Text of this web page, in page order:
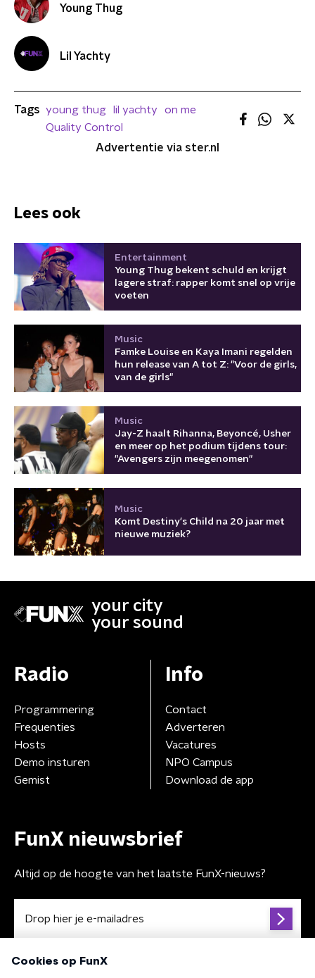
Young Thug
Lil Yachty
Tags young thug lil yachty
on me
Quality Control
Advertentie via ster.nl
Lees ook
Entertainment
Young Thug bekent schuld en krijgt
lagere straf: rapper komt snel op vrije
voeten
Music
Famke Louise en Kaya Imani regelden
hun release van A tot Z: "Voor de girls,
van de girls"
Music
Jay-Z haalt Rihanna, Beyoncé, Usher
en meer op het podium tijdens tour:
"Avengers zijn meegenomen"
Music
Komt Destiny's Child na 20 jaar met
nieuwe muziek?
your city
your sound
Radio
Programmering
Frequenties
Hosts
Demo insturen
Gemist
Info
Contact
Adverteren
Vacatures
NPO Campus
Download de app
FunX nieuwsbrief
Altijd op de hoogte van het laatste FunX-nieuws?